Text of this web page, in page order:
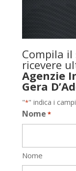
Compila
ricevere
Agenzie
Gera
"*" indica i
Nome *
Nome